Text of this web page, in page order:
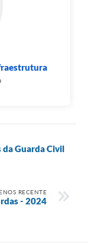
Guarda Civil
RECENTE
- 2024